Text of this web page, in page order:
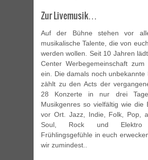
Zur Livemusik…
Auf der Bühne stehen vor
musikalische Talente, die von
werden wollen. Seit 10 Jahren
Center Werbegemeinschaft zum
ein. Die damals noch unbekannte
zählt zu den Acts der
28 Konzerte in nur drei
Musikgenres so vielfältig wie die
vor Ort. Jazz, Indie, Folk, Pop,
Soul, Rock und Elektro
Frühlingsgefühle in euch
wir zumindest..